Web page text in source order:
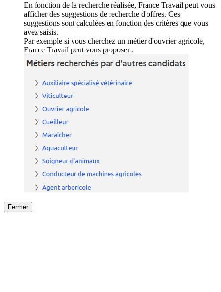
En fonction de la recherche réalisée, France Travail peut vous
afficher des suggestions de recherche d'offres. Ces
suggestions sont calculées en fonction des critères que vous
avez saisis.
Par exemple si vous cherchez un métier d'ouvrier agricole,
France Travail peut vous proposer :
Fermer